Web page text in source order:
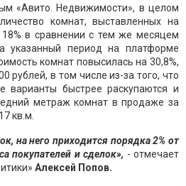
«Авито. Недвижимости», в целом
комнат, выставленных на
в сравнении с тем же месяцем
указанный период на платформе
комнат повысилась на 30,8%,
рублей, в том числе из-за того, что
варианты быстрее раскупаются и
метраж комнат в продаже за
кв.м.
на него приходится порядка 2% от
покупателей и сделок», - отмечает
Алексей Попов.